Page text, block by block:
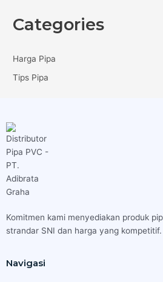
Categories
Harga Pipa
Tips Pipa
Komitmen kami menyediakan produk
strandar SNI dan harga yang kompetitif.
Navigasi